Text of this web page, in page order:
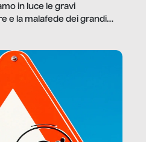
in luce le gravi
e la malafede dei grandi